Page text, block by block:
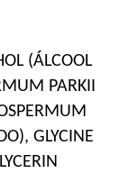
(ÁLCOOL
PARKII
GLYCINE